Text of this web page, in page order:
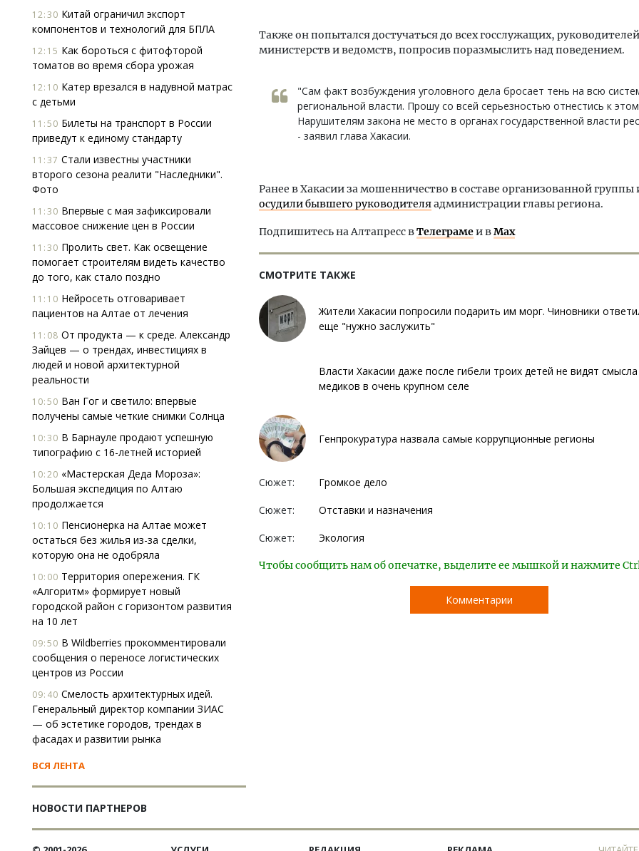
12:30 Китай ограничил экспорт
компонентов и технологий для БПЛА
12:15 Как бороться с фитофторой
томатов во время сбора урожая
12:10 Катер врезался в надувной матрас
с детьми
11:50 Билеты на транспорт в России
приведут к единому стандарту
11:37 Стали известны участники
второго сезона реалити "Наследники".
Фото
11:30 Впервые с мая зафиксировали
массовое снижение цен в России
11:30 Пролить свет. Как освещение
помогает строи­телям видеть качество
до того, как стало поздно
11:10 Нейросеть отговаривает
пациентов на Алтае от лечения
11:08 От продукта — к среде. Александр
Зайцев — о трендах, инвестициях в
людей и новой архитектурной
реальности
10:50 Ван Гог и светило: впервые
получены самые четкие снимки Солнца
10:30 В Барнауле продают успешную
типографию с 16-летней историей
10:20 «Мастерская Деда Мороза»:
Большая экспедиция по Алтаю
продолжается
10:10 Пенсионерка на Алтае может
остаться без жилья из-за сделки,
которую она не одобряла
10:00 Территория опережения. ГК
«Алгоритм» формирует новый
городской район с горизонтом развития
на 10 лет
09:50 В Wildberries прокомментировали
сообщения о переносе логистических
центров из России
09:40 Смелость архитектурных идей.
Генеральный директор компании ЗИАС
— об эстетике городов, трендах в
фасадах и развитии рынка
ВСЯ ЛЕНТА
НОВОСТИ ПАРТНЕРОВ
Также он попытался достучаться до всех госслужащих, руководителей
министерств и ведомств, попросив поразмыслить над поведением.
"Сам факт возбуждения уголовного дела бросает тень на всю
региональной власти. Прошу со всей серьезностью отнестись к
Нарушителям закона не место в органах государственной власти
- заявил глава Хакасии.
Ранее в Хакасии за мошенничество в составе организованной группы
осудили бывшего руководителяадминистрации главы региона.
Подпишитесь на Алтапресс вТелеграмеи вMax
СМОТРИТЕ ТАКЖЕ
Жители Хакасии попросили подарить им морг. Чиновники
еще "нужно заслужить"
Власти Хакасии даже после гибели троих детей не видят
медиков в очень крупном селе
Генпрокуратура назвала самые коррупционные регионы
Сюжет: Громкое дело
Сюжет: Отставки и назначения
Сюжет: Экология
Чтобы сообщить нам об опечатке, выделите ее мышкой и нажмите
Комментарии